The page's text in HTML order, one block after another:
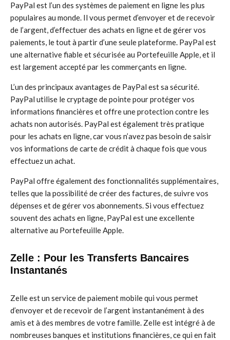
PayPal est l’un des systèmes de paiement en ligne les plus
populaires au monde. Il vous permet d’envoyer et de recevoir
de l’argent, d’effectuer des achats en ligne et de gérer vos
paiements, le tout à partir d’une seule plateforme. PayPal est
une alternative fiable et sécurisée au Portefeuille Apple, et il
est largement accepté par les commerçants en ligne.
L’un des principaux avantages de PayPal est sa sécurité.
PayPal utilise le cryptage de pointe pour protéger vos
informations financières et offre une protection contre les
achats non autorisés. PayPal est également très pratique
pour les achats en ligne, car vous n’avez pas besoin de saisir
vos informations de carte de crédit à chaque fois que vous
effectuez un achat.
PayPal offre également des fonctionnalités supplémentaires,
telles que la possibilité de créer des factures, de suivre vos
dépenses et de gérer vos abonnements. Si vous effectuez
souvent des achats en ligne, PayPal est une excellente
alternative au Portefeuille Apple.
Zelle : Pour les Transferts Bancaires
Instantanés
Zelle est un service de paiement mobile qui vous permet
d’envoyer et de recevoir de l’argent instantanément à des
amis et à des membres de votre famille. Zelle est intégré à de
nombreuses banques et institutions financières, ce qui en fait